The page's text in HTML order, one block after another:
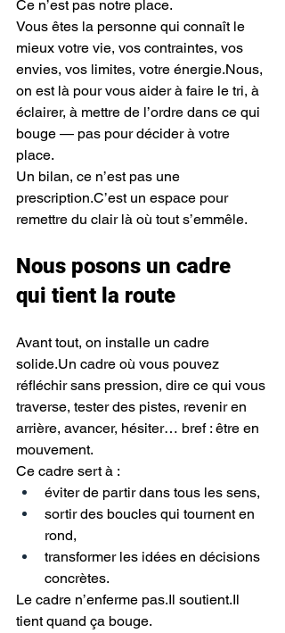
Ce n’est pas notre place.
Vous êtes la personne qui connaît le
mieux votre vie, vos contraintes, vos
envies, vos limites, votre énergie.Nous,
on est là pour vous aider à faire le tri, à
éclairer, à mettre de l’ordre dans ce qui
bouge — pas pour décider à votre
place.
Un bilan, ce n’est pas une
prescription.C’est un espace pour
remettre du clair là où tout s’emmêle.
Nous posons un cadre
qui tient la route
Avant tout, on installe un cadre
solide.Un cadre où vous pouvez
réfléchir sans pression, dire ce qui vous
traverse, tester des pistes, revenir en
arrière, avancer, hésiter… bref : être en
mouvement.
Ce cadre sert à :
éviter de partir dans tous les sens,
sortir des boucles qui tournent en
rond,
transformer les idées en décisions
concrètes.
Le cadre n’enferme pas.Il soutient.Il
tient quand ça bouge.